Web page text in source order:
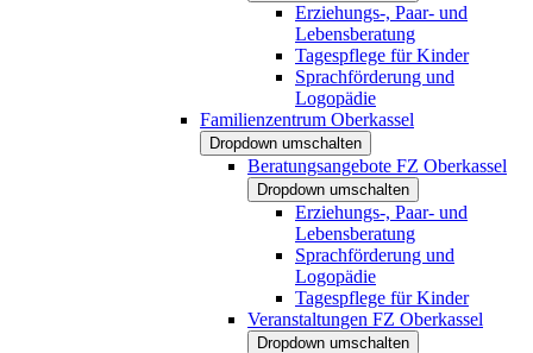
Erziehungs-, Paar- und
Lebensberatung
Tagespflege für Kinder
Sprachförderung und
Logopädie
Familienzentrum Oberkassel
Dropdown umschalten
Beratungsangebote FZ Oberkassel
Dropdown umschalten
Erziehungs-, Paar- und
Lebensberatung
Sprachförderung und
Logopädie
Tagespflege für Kinder
Veranstaltungen FZ Oberkassel
Dropdown umschalten